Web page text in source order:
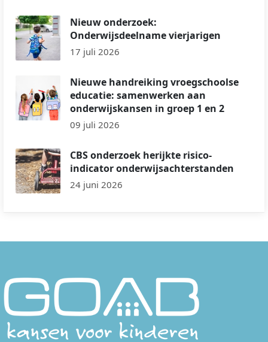
Nieuw onderzoek:
Onderwijsdeelname vierjarigen
17 juli 2026
Nieuwe handreiking vroegschoolse
educatie: samenwerken aan
onderwijskansen in groep 1 en 2
09 juli 2026
CBS onderzoek herijkte risico-
indicator onderwijsachterstanden
24 juni 2026